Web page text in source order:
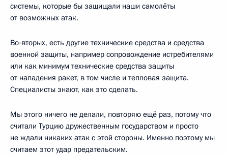
системы, которые бы защищали наши самолёты
от возможных атак.
Во‑вторых, есть другие технические средства и средства
военной защиты, например сопровождение истребителями
или как минимум технические средства защиты
от нападения ракет, в том числе и тепловая защита.
Специалисты знают, как это сделать.
Мы этого ничего не делали, повторяю ещё раз, потому что
считали Турцию дружественным государством и просто
не ждали никаких атак с этой стороны. Именно поэтому мы
считаем этот удар предательским.